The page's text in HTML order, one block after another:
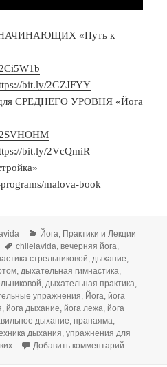
НАЧИНАЮЩИХ «Путь к
bit.ly/2GZJFYY
СРЕДНЕГО УРОВНЯ «Йога
bit.ly/2VcQmiR
malova-book
Рубрики
Йога, Практики и Лекции
Метки
chilelavida,вечерняя йога,
стрельниковой,дыхание,
,дыхательная гимнастика,
,дыхательная практика,
упражнения, Йога,йога
,йога дыхание,йога лежа,йога
дыхание,пранаяма,
дыхания,упражнения для
Добавить комментарий